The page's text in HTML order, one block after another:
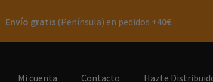
Envío gratis (Península) en pedidos +40€
Mi cuenta Contacto Hazte